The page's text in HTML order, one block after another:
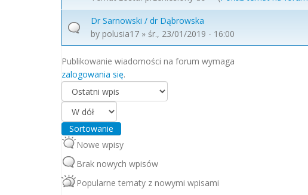
Dr Sarnowski / dr Dąbrowska
by polusia17 » śr., 23/01/2019 - 16:00
Publikowanie wiadomości na forum wymaga
zalogowania się.
Porządkuj według
Sortowanie
Nowe wpisy
Brak nowych wpisów
Popularne tematy z nowymi wpisami